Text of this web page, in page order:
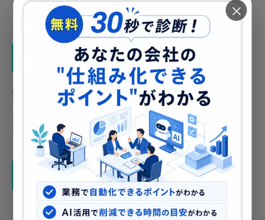
ツを提供
愛知県の地域情報に最適化されたサイト設計を実現。ローカ
ルSEO・コンテンツ戦略の両面からサポートし、地域の読者
にとって頼れるメディアへと成長させました。
メディア運用のご相談
「ブログを始めたいけど何から手をつければいいかわからな
×